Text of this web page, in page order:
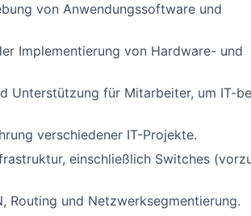
von Anwendungssoftware und
Implementierung von Hardware- und
Unterstützung für Mitarbeiter, um IT-
verschiedener IT-Projekte.
einschließlich Switches
Routing und Netzwerksegmentierung.